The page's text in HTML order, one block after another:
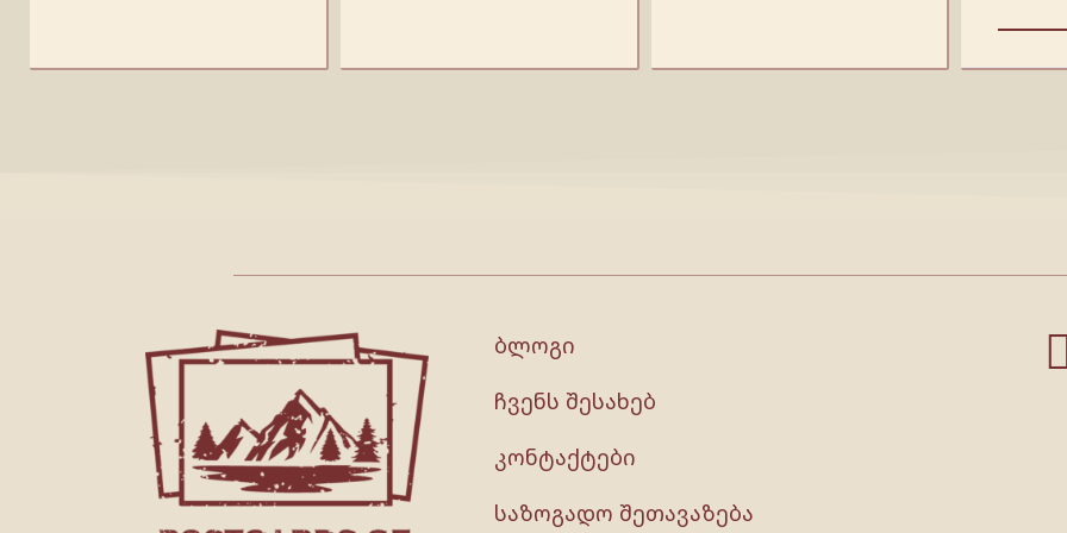
ბლოგი
ჩვენს შესახებ
კონტაქტები
საზოგადო შეთავაზება